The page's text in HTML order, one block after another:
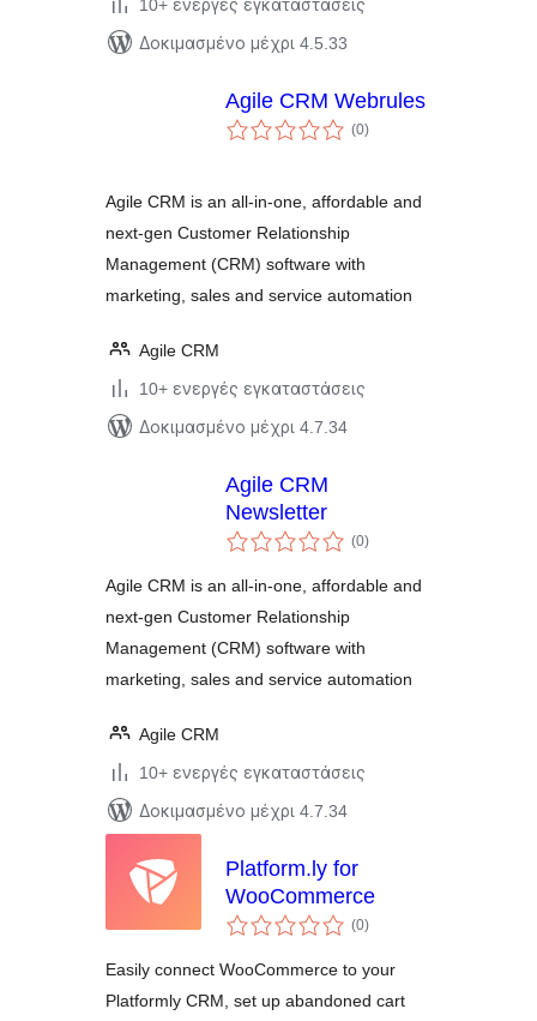
10+ ενεργές εγκαταστάσεις
Δοκιμασμένο μέχρι 4.5.33
Agile CRM Webrules
(0αξιολογήσεις
σύνολο
)
Agile CRM is an all-in-one, affordable and
next-gen Customer Relationship
Management (CRM) software with
marketing, sales and service automation
Agile CRM
10+ ενεργές εγκαταστάσεις
Δοκιμασμένο μέχρι 4.7.34
Agile CRM
Newsletter
(0αξιολογήσεις
σύνολο
)
Agile CRM is an all-in-one, affordable and
next-gen Customer Relationship
Management (CRM) software with
marketing, sales and service automation
Agile CRM
10+ ενεργές εγκαταστάσεις
Δοκιμασμένο μέχρι 4.7.34
Platform.ly for
WooCommerce
(0αξιολογήσεις
σύνολο
)
Easily connect WooCommerce to your
Platformly CRM, set up abandoned cart